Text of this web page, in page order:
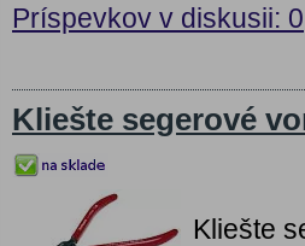
Príspevkov v diskusii: 0
Kliešte segerové
Kliešte